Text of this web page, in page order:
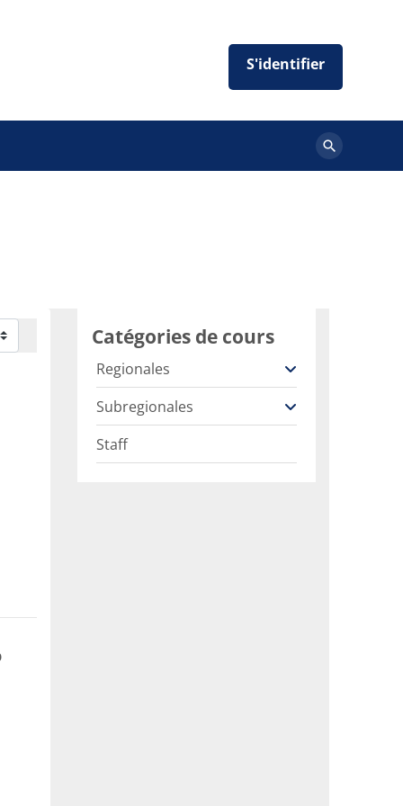
Rechercher
Catégories de cours
Regionales
Subregionales
Staff